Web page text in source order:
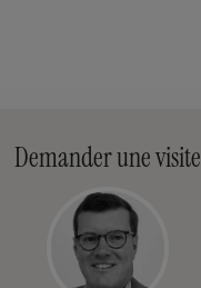
Demander une visite